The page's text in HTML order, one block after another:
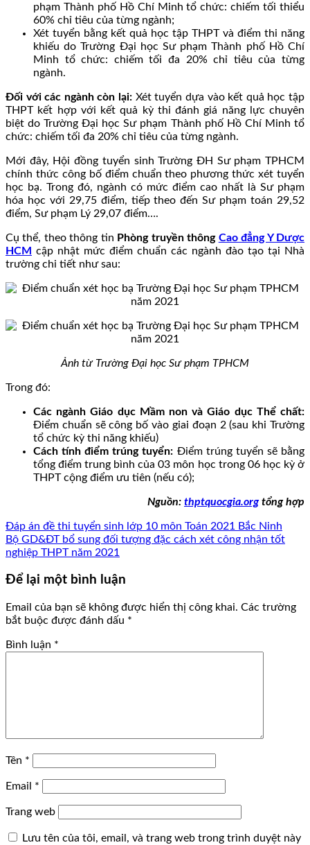
phạm Thành phố Hồ Chí Minh tổ chức: chiếm tối thiểu
60% chỉ tiêu của từng ngành;
Xét tuyển bằng kết quả học tập THPT và điểm thi năng
khiếu do Trường Đại học Sư phạm Thành phố Hồ Chí
Minh tổ chức: chiếm tối đa 20% chỉ tiêu của từng
ngành.
Đối với các ngành còn lại: Xét tuyển dựa vào kết quả học tập
THPT kết hợp với kết quả kỳ thi đánh giá năng lực chuyên
biệt do Trường Đại học Sư phạm Thành phố Hồ Chí Minh tổ
chức: chiếm tối đa 20% chỉ tiêu của từng ngành.
Mới đây, Hội đồng tuyển sinh Trường ĐH Sư phạm TPHCM
chính thức công bố điểm chuẩn theo phương thức xét tuyển
học bạ. Trong đó, ngành có mức điểm cao nhất là Sư phạm
hóa học với 29,75 điểm, tiếp theo đến Sư phạm toán 29,52
điểm, Sư phạm Lý 29,07 điểm….
Cụ thể, theo thông tin Phòng truyền thông Cao đẳng Y Dược
HCM cập nhật mức điểm chuẩn các ngành đào tạo tại Nhà
trường chi tiết như sau:
Ảnh từ Trường Đại học Sư phạm TPHCM
Trong đó:
Các ngành Giáo dục Mầm non và Giáo dục Thể chất:
Điểm chuẩn sẽ công bố vào giai đoạn 2 (sau khi Trường
tổ chức kỳ thi năng khiếu)
Cách tính điểm trúng tuyển: Điểm trúng tuyển sẽ bằng
tổng điểm trung bình của 03 môn học trong 06 học kỳ ở
THPT cộng điểm ưu tiên (nếu có);
Nguồn: thptquocgia.orgtổng hợp
Đáp án đề thi tuyển sinh lớp 10 môn Toán 2021 Bắc Ninh
Bộ GD&ĐT bổ sung đối tượng đặc cách xét công nhận tốt
nghiệp THPT năm 2021
Để lại một bình luận
Email của bạn sẽ không được hiển thị công khai. Các trường
bắt buộc được đánh dấu *
Bình luận *
Tên *
Email *
Trang web
Lưu tên của tôi, email, và trang web trong trình duyệt này